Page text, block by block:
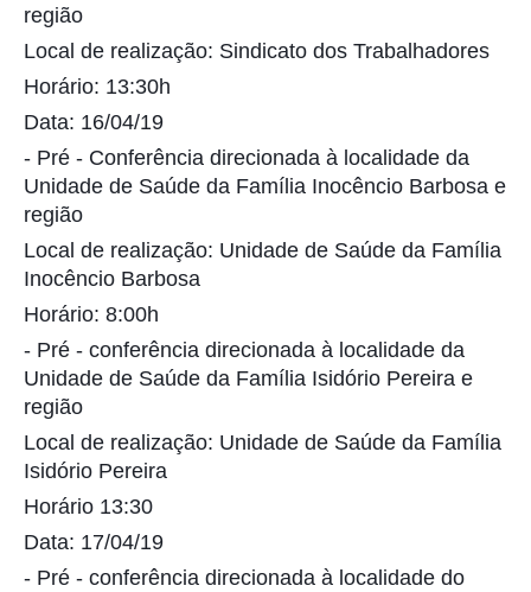
região
Local de realização: Sindicato dos Trabalhadores
Horário: 13:30h
Data: 16/04/19
- Pré - Conferência direcionada à localidade da
Unidade de Saúde da Família Inocêncio Barbosa e
região
Local de realização: Unidade de Saúde da Família
Inocêncio Barbosa
Horário: 8:00h
- Pré - conferência direcionada à localidade da
Unidade de Saúde da Família Isidório Pereira e
região
Local de realização: Unidade de Saúde da Família
Isidório Pereira
Horário 13:30
Data: 17/04/19
- Pré - conferência direcionada à localidade do